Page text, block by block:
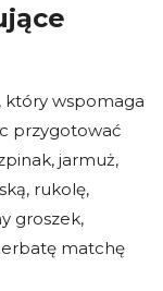
który wspomaga
przygotować
jarmuż,
rukolę,
groszek,
matchę